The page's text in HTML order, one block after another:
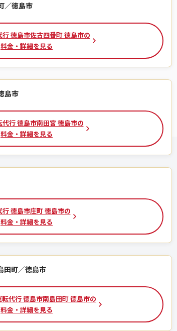
／徳島市
行 徳島市佐古四番町 徳島市の
料金・詳細を見る
島市
代行 徳島市南田宮 徳島市の
料金・詳細を見る
行 徳島市庄町 徳島市の
料金・詳細を見る
田町／徳島市
代行 徳島市南島田町 徳島市の
料金・詳細を見る